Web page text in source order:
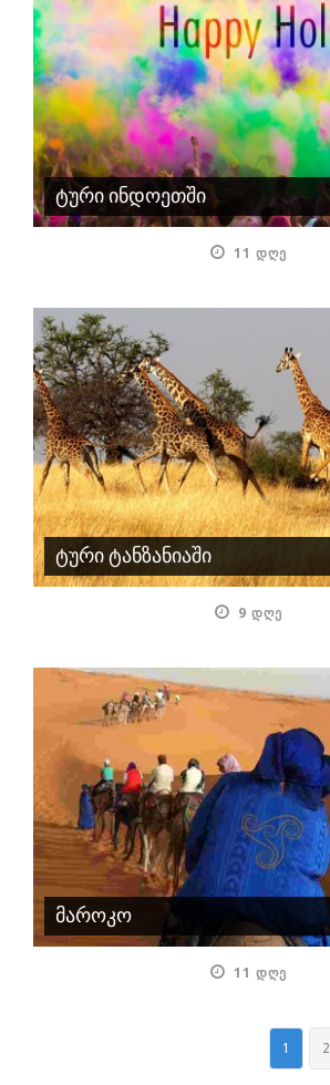
ტური ინდოეთში
11 ᲓᲦᲔ
ტური ტანზანიაში
9 ᲓᲦᲔ
მაროკო
11 ᲓᲦᲔ
1 2